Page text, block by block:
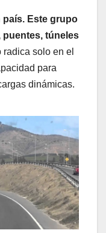
país. Este grupo
puentes, túneles
solo en el
para
dinámicas.